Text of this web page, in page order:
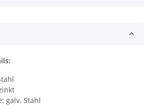
galv. Stahl